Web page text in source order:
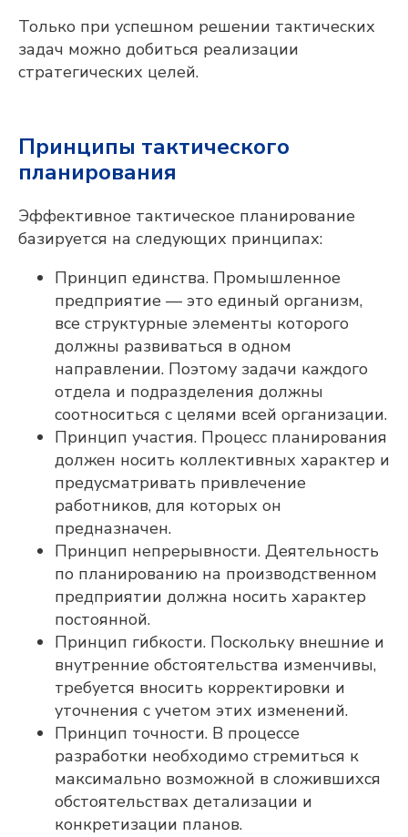
Только при успешном решении тактических
задач можно добиться реализации
стратегических целей.
Принципы тактического
планирования
Эффективное тактическое планирование
базируется на следующих принципах:
Принцип единства. Промышленное
предприятие — это единый организм,
все структурные элементы которого
должны развиваться в одном
направлении. Поэтому задачи каждого
отдела и подразделения должны
соотноситься с целями всей организации.
Принцип участия. Процесс планирования
должен носить коллективных характер и
предусматривать привлечение
работников, для которых он
предназначен.
Принцип непрерывности. Деятельность
по планированию на производственном
предприятии должна носить характер
постоянной.
Принцип гибкости. Поскольку внешние и
внутренние обстоятельства изменчивы,
требуется вносить корректировки и
уточнения с учетом этих изменений.
Принцип точности. В процессе
разработки необходимо стремиться к
максимально возможной в сложившихся
обстоятельствах детализации и
конкретизации планов.